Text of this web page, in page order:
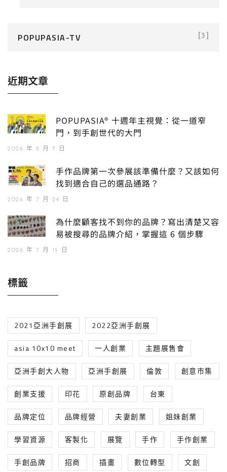
POPUPASIA-TV [3]
近期文章
POPUPASIA® 十週年主視覺：從一道窄
門，到手創世代的大門
2026 年 8 月 7 日
手作品牌第一次參展該準備什麼？又該如何
找到適合自己的選品通路？
2026 年 7 月 24 日
為什麼顧客找不到你的品牌？寫出清楚又容
易被搜尋的品牌介紹，掌握這 6 個步驟
2026 年 7 月 15 日
標籤
2021亞洲手創展 2022亞洲手創展
asia 10x10 meet 一人創業 主題展售會
亞洲手創大人物 亞洲手創展 倫敦 創意市集
創業支援 印花 原創品牌 台東
品牌定位 品牌經營 夫妻創業 姐妹創業
學習資源 客製化 展覽 手作 手作創業
手創品牌 招商 插畫 數位轉型 文創